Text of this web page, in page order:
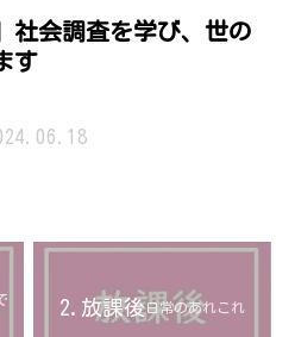
社会調査を学び、世の
す
2.放課後日常のあれこれ